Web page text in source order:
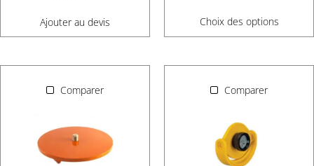
Ajouter au devis Choix des options
Comparer Comparer